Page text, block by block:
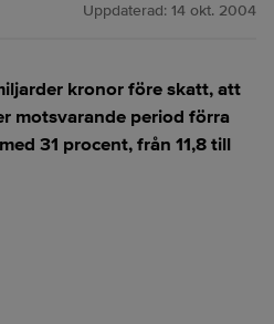
Uppdaterad: 14 okt. 2004
kronor före skatt, att
motsvarande period förra
31 procent, från 11,8 till